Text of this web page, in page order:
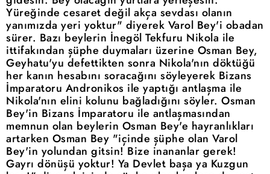
Yüreğinde cesaret değil akça sevdası olanın
yanımızda yeri yoktur" diyerek Varol Bey'i obadan
sürer. Bazı beylerin İnegöl Tekfuru Nikola ile
ittifakından şüphe duymaları üzerine Osman Bey,
Geyhatu'yu defettikten sonra Nikola'nın döktüğü
her kanın hesabını soracağını söyleyerek Bizans
İmparatoru Andronikos ile yaptığı antlaşma ile
Nikola'nın elini kolunu bağladığını söyler. Osman
Bey'in Bizans İmparatoru ile antlaşmasından
memnun olan beylerin Osman Bey'e hayranlıkları
artarken Osman Bey "içinde şüphe olan Varol
Bey'in yolundan gitsin! Bize inananlar gerek!
Gayrı dönüşü yoktur! Ya Devlet başa ya Kuzgun